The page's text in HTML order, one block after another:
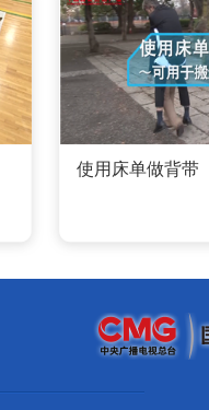
使用床单做背带